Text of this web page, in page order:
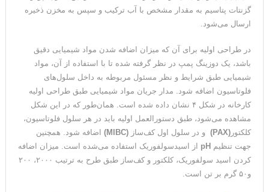
گزنتات پتاسیم به مقدار مشخص با آب ترکیب و سپس به مخزن ذخیره
ارسال می‌شود.
در طراحی اولیه برای آن که میزان اضافه شدن مواد شیمیایی دقیق
باشد، یک دوزینگ پمپ در نظر گرفته شده تا با استفاده از آن، مواد
شیمیایی طبق شرایط و نظر مسئول مربوطه به داخل سلول‌های
فلوتاسیون اضافه ‌شود. مدار جریان مواد شیمیایی طبق طراحی اولیه
کارخانه در شکل ۴ نشان داده شده است. همان‌طور که در این شکل
مشاهده می‌شود، طبق دستورالعمل اولیه باید در هر سلول فلوتاسیون،
کلکتور (PAX) و در سلول اول کف‌ساز (MIBC)
اضافه شود. همچنین
جهت تنظیم pH از اسیدسولفوریک استفاده می‌شده است. میزان اضافه
کردن اسید سولفوریک، کلکتور و کف‌ساز طبق طرح به ترتیب ۲۰۰۰، ۲۰۰
و۵۰ گرم بر تن است.